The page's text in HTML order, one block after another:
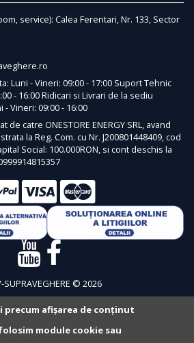
service): Calea Ferentari, Nr. 133, Sector
Luni - Vineri: 09:00 - 17:00 Suport Tehnic
- 16:00 Ridicari si Livrari de la sediu
- Vineri: 09:00 - 16:00
catre ONESTORE ENERGY SRL, avand
la Reg. Com. cu Nr. J200801448409, cod
Social: 100.000RON, si cont deschis la
SUPRAVEGHERE © 2026
precum afișarea de conținut
module cookie sau